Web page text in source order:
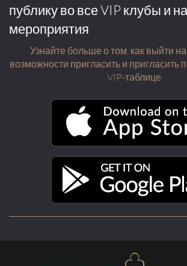
публику во все VIP клубы и
мероприятия
Узнайте больше о том, как выйти
возможности пригласить и пригласить
VIP-таблице.